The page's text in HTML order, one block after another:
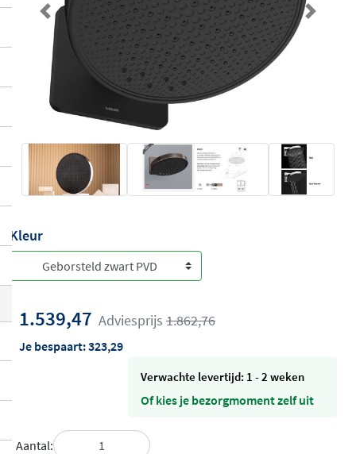
Previous Next
Kleur
1.539,47 Adviesprijs 1.862,76
Je bespaart:323,29
Verwachte levertijd: 1 - 2 weken
Of kies je bezorgmoment zelf uit
Aantal: